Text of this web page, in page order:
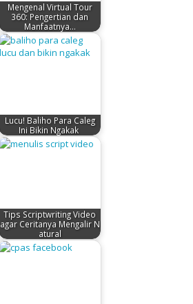
Mengenal Virtual Tour
360: Pengertian dan
Manfaatnya…
Lucu! Baliho Para Caleg
Ini Bikin Ngakak
Tips Scriptwriting Video
agar Ceritanya Mengalir N
atural